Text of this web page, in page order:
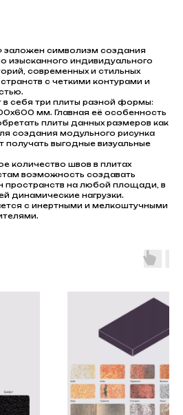
заложен символизм создания
изысканного индивидуального
современных и стильных
с четкими контурами и
в себя три плиты разной формы:
мм. Главная её особенность
плиты данных размеров как
создания модульного рисунка
выгодные визуальные
количество швов в плитах
возможность создавать
пространств на любой площади, в
динамические нагрузки.
с инертными и мелкоштучными